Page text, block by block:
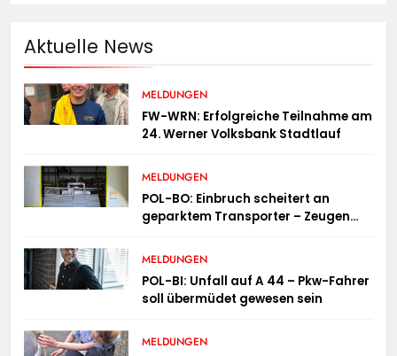
Aktuelle News
MELDUNGEN
FW-WRN: Erfolgreiche Teilnahme am
24. Werner Volksbank Stadtlauf
MELDUNGEN
POL-BO: Einbruch scheitert an
geparktem Transporter – Zeugen
MELDUNGEN
POL-BI: Unfall auf A 44 – Pkw-Fahrer
soll übermüdet gewesen sein
MELDUNGEN